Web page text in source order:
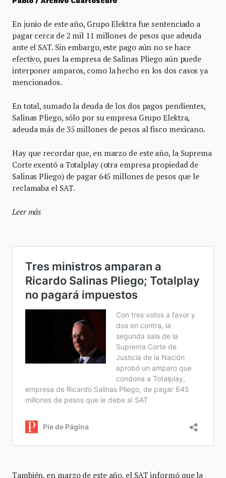
En junio de este año, Grupo Elektra fue sentenciado a
pagar cerca de 2 mil 11 millones de pesos que adeuda
ante el SAT. Sin embargo, este pago aún no se hace
efectivo, pues la empresa de Salinas Pliego aún puede
interponer amparos, como la hecho en los dos casos ya
mencionados.
En total, sumado la deuda de los dos pagos pendientes,
Salinas Pliego, sólo por su empresa Grupo Elektra,
adeuda más de 35 millones de pesos al fisco mexicano.
Hay que recordar que, en marzo de este año, la Suprema
Corte exentó a Totalplay (otra empresa propiedad de
Salinas Pliego) de pagar 645 millones de pesos que le
reclamaba el SAT.
Leer más
También, en marzo de este año, el SAT informó que la